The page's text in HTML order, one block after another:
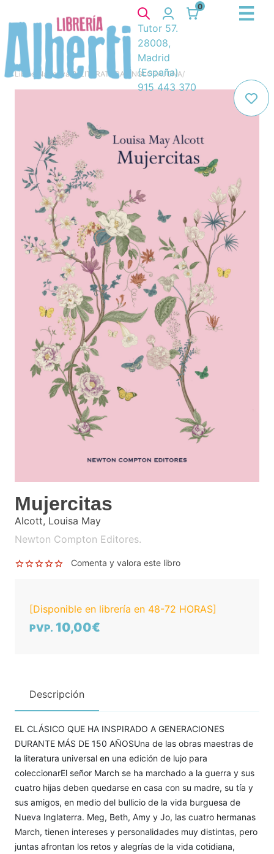
0
Tutor 57.
28008,
Madrid
(España)
915 443 370
Libros Narrativa/ 8. LITERATURA ANGLOSAJONA/
Mujercitas
Alcott, Louisa May
Newton Compton Editores.
Comenta y valora este libro
[Disponible en librería en 48-72 HORAS]
PVP. 10,00€
Descripción
EL CLÁSICO QUE HA INSPIRADO A GENERACIONES
DURANTE MÁS DE 150 AÑOSUna de las obras maestras de
la literatura universal en una edición de lujo para
coleccionarEl señor March se ha marchado a la guerra y sus
cuatro hijas deben quedarse en casa con su madre, su tía y
sus amigos, en medio del bullicio de la vida burguesa de
Nueva Inglaterra. Meg, Beth, Amy y Jo, las cuatro hermanas
March, tienen intereses y personalidades muy distintas, pero
juntas afrontan los retos y alegrías de la vida cotidiana,